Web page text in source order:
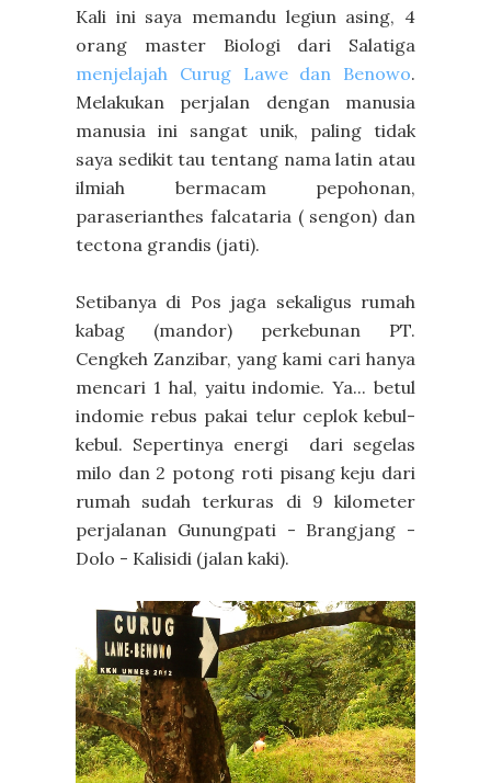
Kali ini saya memandu legiun asing, 4
orang master Biologi dari Salatiga
menjelajah Curug Lawe dan Benowo.
Melakukan perjalan dengan manusia
manusia ini sangat unik, paling tidak
saya sedikit tau tentang nama latin atau
ilmiah bermacam pepohonan,
paraserianthes falcataria ( sengon) dan
tectona grandis (jati).
Setibanya di Pos jaga sekaligus rumah
kabag (mandor) perkebunan PT.
Cengkeh Zanzibar, yang kami cari hanya
mencari 1 hal, yaitu indomie. Ya... betul
indomie rebus pakai telur ceplok kebul-
kebul. Sepertinya energi dari segelas
milo dan 2 potong roti pisang keju dari
rumah sudah terkuras di 9 kilometer
perjalanan Gunungpati - Brangjang -
Dolo - Kalisidi (jalan kaki).